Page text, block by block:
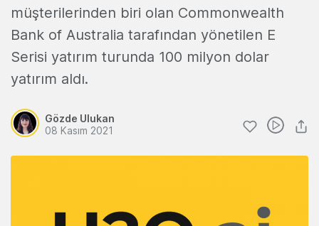
müşterilerinden biri olan Commonwealth
Bank of Australia tarafından yönetilen E
Serisi yatırım turunda 100 milyon dolar
yatırım aldı.
Gözde Ulukan
08 Kasım 2021